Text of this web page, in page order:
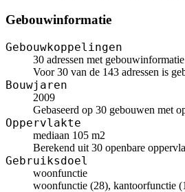
Gebouwinformatie
Gebouwkoppelingen
30 adressen met gebouwinformatie
Voor 30 van de 143 adressen is
Bouwjaren
2009
Gebaseerd op 30 gebouwen met
Oppervlakte
mediaan 105 m2
Berekend uit 30 openbare
Gebruiksdoel
woonfunctie
woonfunctie (28), kantoorfunctie